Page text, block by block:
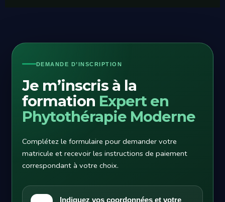
DEMANDE D’INSCRIPTION
Je m’inscris à la
formation Expert en
Phytothérapie Moderne
Complétez le formulaire pour demander votre
matricule et recevoir les instructions de paiement
correspondant à votre choix.
Indiquez vos coordonnées et votre